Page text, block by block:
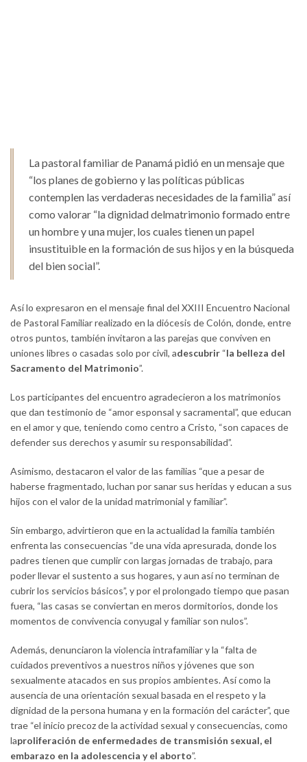
La pastoral familiar de Panamá pidió en un mensaje que
“los planes de gobierno y las políticas públicas
contemplen las verdaderas necesidades de la familia” así
como valorar “la dignidad delmatrimonio formado entre
un hombre y una mujer, los cuales tienen un papel
insustituible en la formación de sus hijos y en la búsqueda
del bien social”.
Así lo expresaron en el mensaje final del XXIII Encuentro Nacional
de Pastoral Familiar realizado en la diócesis de Colón, donde, entre
otros puntos, también invitaron a las parejas que conviven en
uniones libres o casadas solo por civil, adescubrir “la belleza del
Sacramento del Matrimonio”.
Los participantes del encuentro agradecieron a los matrimonios
que dan testimonio de “amor esponsal y sacramental”, que educan
en el amor y que, teniendo como centro a Cristo, “son capaces de
defender sus derechos y asumir su responsabilidad”.
Asimismo, destacaron el valor de las familias “que a pesar de
haberse fragmentado, luchan por sanar sus heridas y educan a sus
hijos con el valor de la unidad matrimonial y familiar”.
Sin embargo, advirtieron que en la actualidad la familia también
enfrenta las consecuencias “de una vida apresurada, donde los
padres tienen que cumplir con largas jornadas de trabajo, para
poder llevar el sustento a sus hogares, y aun así no terminan de
cubrir los servicios básicos”, y por el prolongado tiempo que pasan
fuera, “las casas se conviertan en meros dormitorios, donde los
momentos de convivencia conyugal y familiar son nulos”.
Además, denunciaron la violencia intrafamiliar y la “falta de
cuidados preventivos a nuestros niños y jóvenes que son
sexualmente atacados en sus propios ambientes. Así como la
ausencia de una orientación sexual basada en el respeto y la
dignidad de la persona humana y en la formación del carácter”, que
trae “el inicio precoz de la actividad sexual y consecuencias, como
laproliferación de enfermedades de transmisión sexual, el
embarazo en la adolescencia y el aborto”.